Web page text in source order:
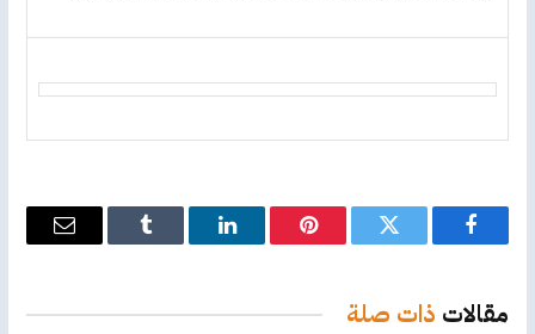
فيسبوك تويتر بينتيريستلينكدإن Tumblr
البريد
مقالات ذات صلة